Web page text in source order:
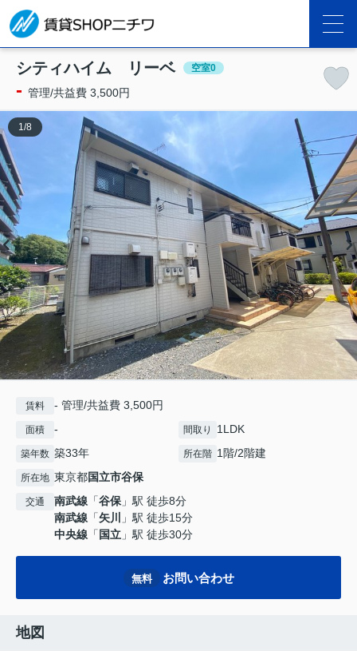
シティハイム リーベ 空室0
- 管理/共益費 3,500円
1 /8
賃料 - 管理/共益費 3,500円
面積 - 間取り 1LDK
築年数 築33年 所在階 1階/2階建
所在地 東京都国立市谷保
交通 南武線 「谷保 」駅 徒歩8分
南武線 「矢川
」駅 徒歩15分
中央線 「 国立 」駅 徒歩30分
無料 お問い合わせ
地図